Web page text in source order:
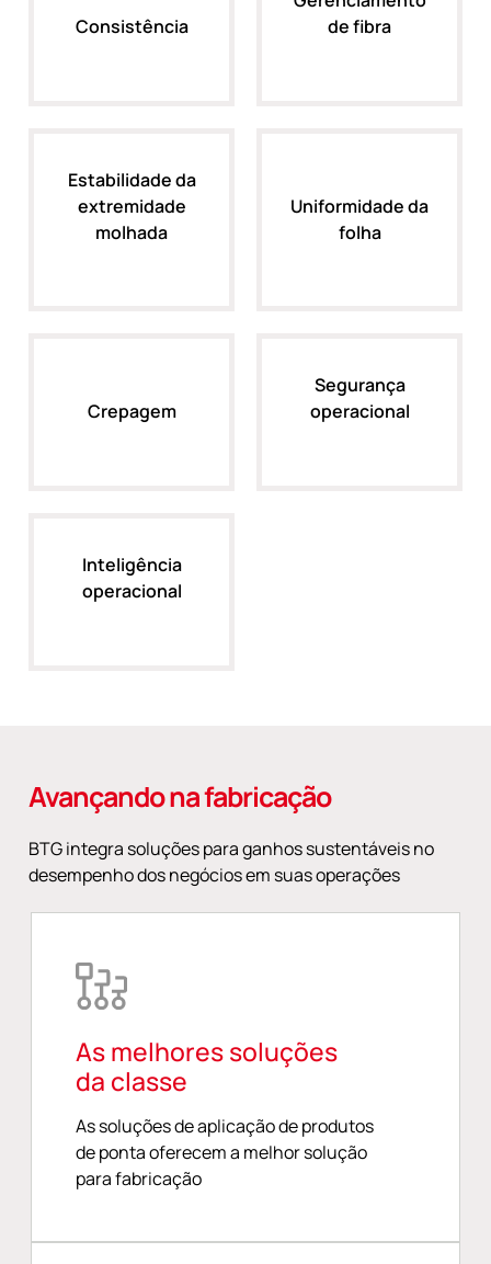
Consistência
de fibra
Estabilidade da
extremidade
molhada
Uniformidade da
folha
Crepagem
Segurança
operacional
Inteligência
operacional
Avançando na fabricação
BTG integra soluções para ganhos sustentáveis no
desempenho dos negócios em suas operações
As melhores soluções
da classe
As soluções de aplicação de produtos
de ponta oferecem a melhor solução
para fabricação